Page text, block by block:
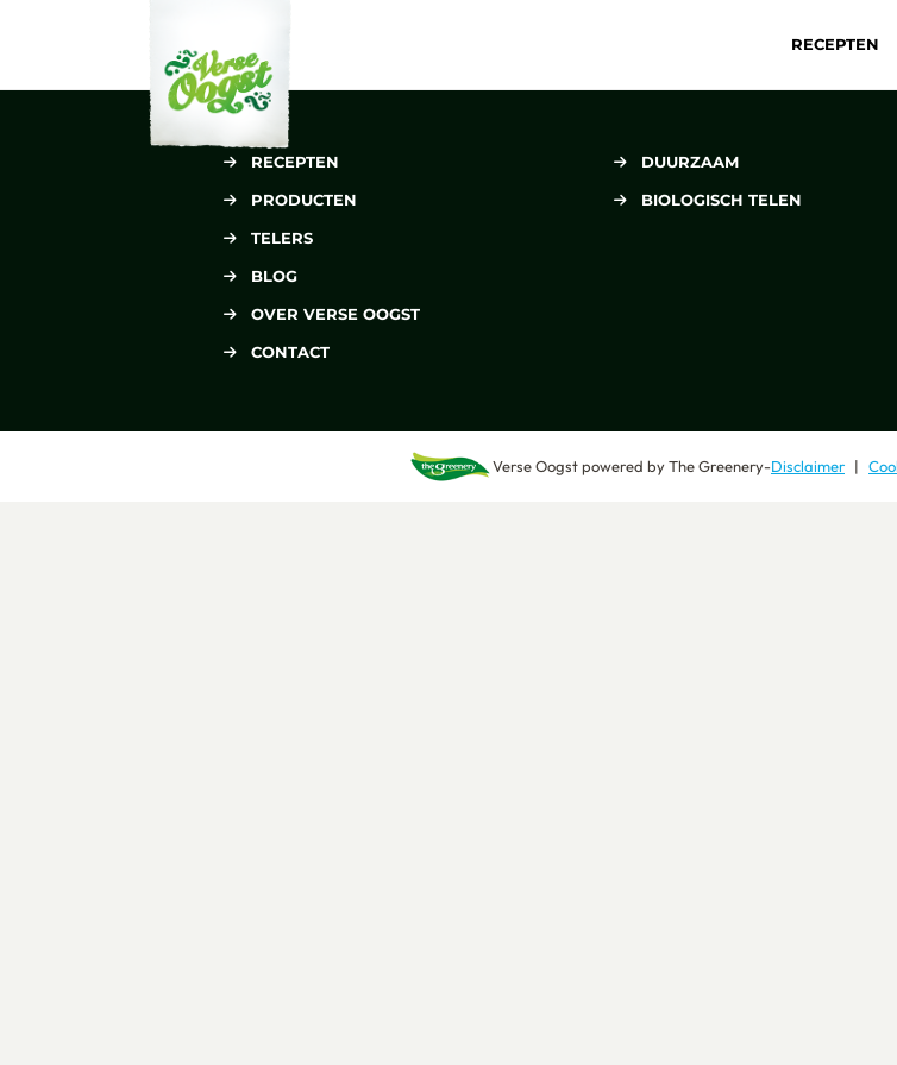
RECEPTEN
RECEPTEN
PRODUCTEN
TELERS
BLOG
OVER VERSE OOGST
CONTACT
DUURZAAM
BIOLOGISCH TELEN
Verse Oogstpowered byThe Greenery-Disclaimer